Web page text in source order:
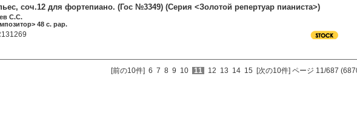
соч.12 для фортепиано. (Гос №3349) (Серия <Золотой репертуар пианиста>)
С.С.
48 c. pap.
[前の10件] 6 7 8 9 10 11 12 13 14 15 [次の10件] ページ 11/687